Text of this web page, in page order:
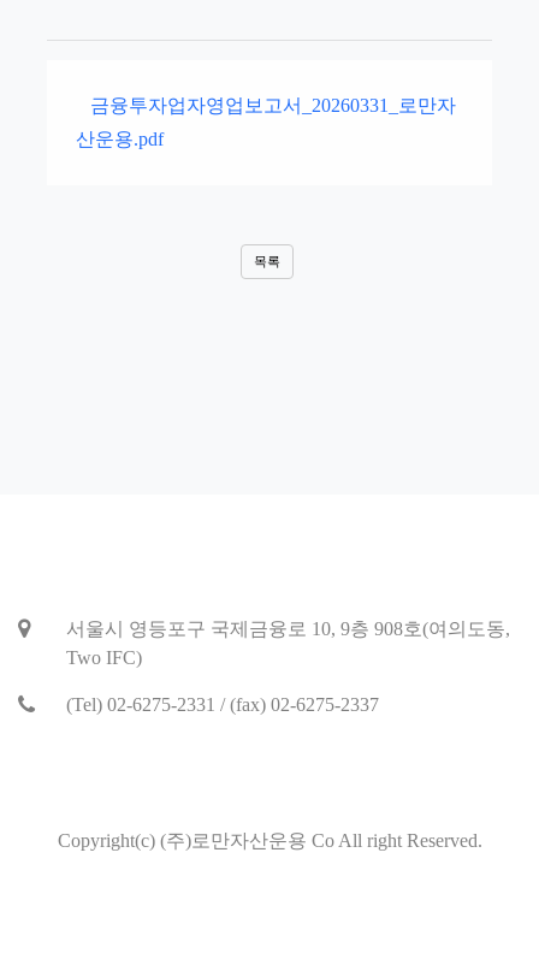
금융투자업자영업보고서_20260331_로만자
산운용.pdf
목록
서울시 영등포구 국제금융로 10, 9층 908호(여의도동,
Two IFC)
(Tel) 02-6275-2331 / (fax) 02-6275-2337
Copyright(c) (주)로만자산운용 Co All right Reserved.